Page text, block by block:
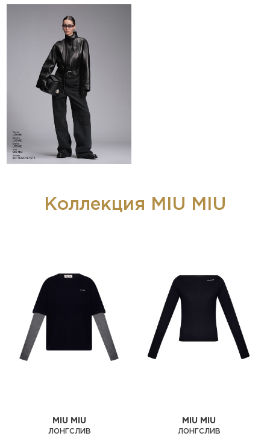
Коллекция MIU MIU
MIU MIU
ЛОНГСЛИВ
MIU MIU
ЛОНГСЛИВ